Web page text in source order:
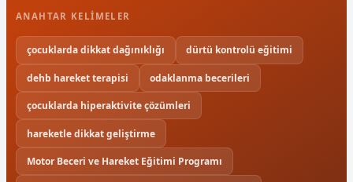
ANAHTAR KELIMELER
çocuklarda dikkat dağınıklığı dürtü kontrolü eğitimi
dehb hareket terapisi odaklanma becerileri
çocuklarda hiperaktivite çözümleri
hareketle dikkat geliştirme
Motor Beceri ve Hareket Eğitimi Programı